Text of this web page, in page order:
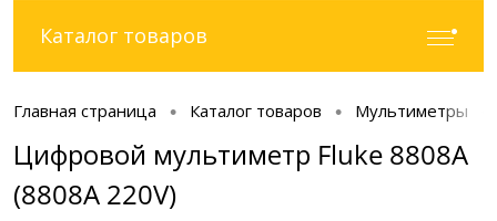
Каталог товаров
Главная страница • Каталог товаров • Мультиметры
Цифровой мультиметр Fluke 8808A
(8808A 220V)